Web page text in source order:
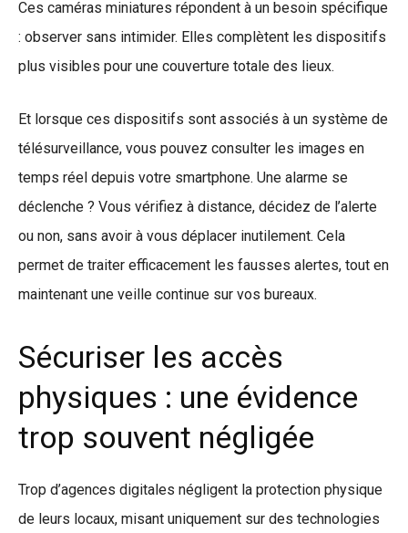
Ces caméras miniatures répondent à un besoin spécifique
: observer sans intimider. Elles complètent les dispositifs
plus visibles pour une couverture totale des lieux.
Et lorsque ces dispositifs sont associés à un système de
télésurveillance, vous pouvez consulter les images en
temps réel depuis votre smartphone. Une alarme se
déclenche ? Vous vérifiez à distance, décidez de l’alerte
ou non, sans avoir à vous déplacer inutilement. Cela
permet de traiter efficacement les fausses alertes, tout en
maintenant une veille continue sur vos bureaux.
Sécuriser les accès
physiques : une évidence
trop souvent négligée
Trop d’agences digitales négligent la protection physique
de leurs locaux, misant uniquement sur des technologies